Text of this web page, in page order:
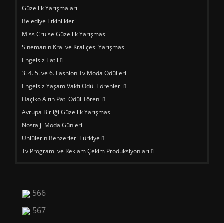
Güzellik Yarışmaları
Belediye Etkinlikleri
Miss Cruise Güzellik Yarışması
Sinemanın Kral ve Kraliçesi Yarışması
Engelsiz Tatil
3. 4. 5. ve 6. Fashion Tv Moda Ödülleri
Engelsiz Yaşam Vakfı Ödül Törenleri
Haçiko Altın Pati Ödül Töreni
Avrupa Birliği Güzellik Yarışması
Nostalji Moda Günleri
Ünlülerin Benzerleri Türkiye
Tv Programı ve Reklam Çekim Produksiyonları
566
567